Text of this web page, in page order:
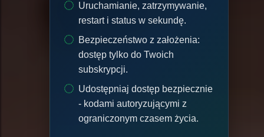
Uruchamianie, zatrzymywanie,
restart i status w sekundę.
Bezpieczeństwo z założenia:
dostęp tylko do Twoich
subskrypcji.
Udostępniaj dostęp bezpiecznie
- kodami autoryzującymi z
ograniczonym czasem życia.